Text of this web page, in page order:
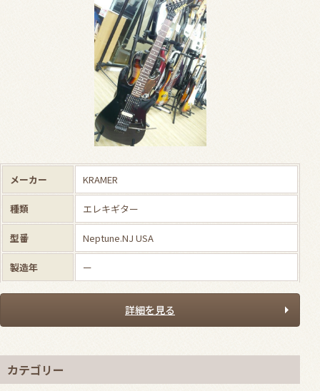
メーカー KRAMER
種類 エレキギター
型番 Neptune.NJ USA
製造年 ー
詳細を見る
カテゴリー